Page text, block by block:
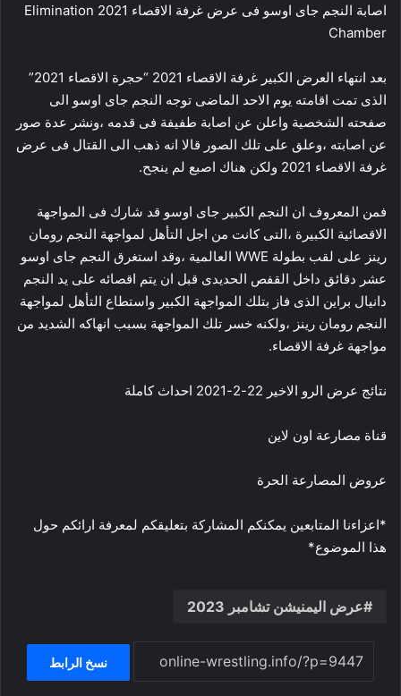
اصابة النجم جاى اوسو فى عرض غرفة الاقصاء 2021 Elimination
Chamber
بعد انتهاء العرض الكبير غرفة الاقصاء 2021 “حجرة الاقصاء 2021”
الذى تمت اقامته يوم الاحد الماضى توجه النجم جاى اوسو الى
صفحته الشخصية واعلن عن اصابة طفيفة فى قدمه ،ونشر عدة صور
عن اصابته ،وعلق على تلك الصور قالا انه ذهب الى القتال فى عرض
غرفة الاقصاء 2021 ولكن هناك اصبع لم ينجح.
فمن المعروف ان النجم الكبير جاى اوسو قد شارك فى المواجهة
الاقصائية الكبيرة ،التى كانت من اجل التأهل لمواجهة النجم رومان
رينز على لقب بطولة WWE العالمية ،وقد استغرق النجم جاى اوسو
عشر دقائق داخل القفص الحديدى قبل ان يتم اقصائه على يد النجم
دانيال براين الذى فاز بتلك المواجهة الكبير واستطاع التأهل لمواجهة
النجم رومان رينز ،ولكنه خسر تلك المواجهة بسبب انهاكه الشديد من
مواجهة غرفة الاقصاء.
نتائج عرض الرو الاخير 22-2-2021 احداث كاملة
قناة مصارعة اون لاين
عروض المصارعة الحرة
*اعزاءنا المتابعين يمكنكم المشاركة بتعليقكم لمعرفة ارائكم حول
هذا الموضوع*
عرض اليمنيشن تشامبر 2023
نسخ الرابط